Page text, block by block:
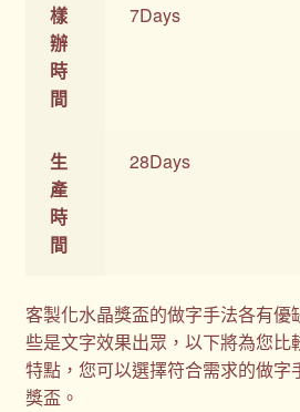
樣
辦
時
間
7Days
生
產
時
間
28Days
客製化水晶獎盃的做字手法各有優
些是文字效果出眾，以下將為您比
特點，您可以選擇符合需求的做字
獎盃。